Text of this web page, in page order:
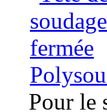
Pour le